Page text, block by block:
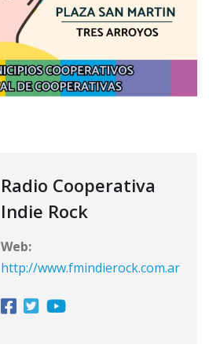
Radio Cooperativa
Indie Rock
Web:
http://www.fmindierock.com.ar